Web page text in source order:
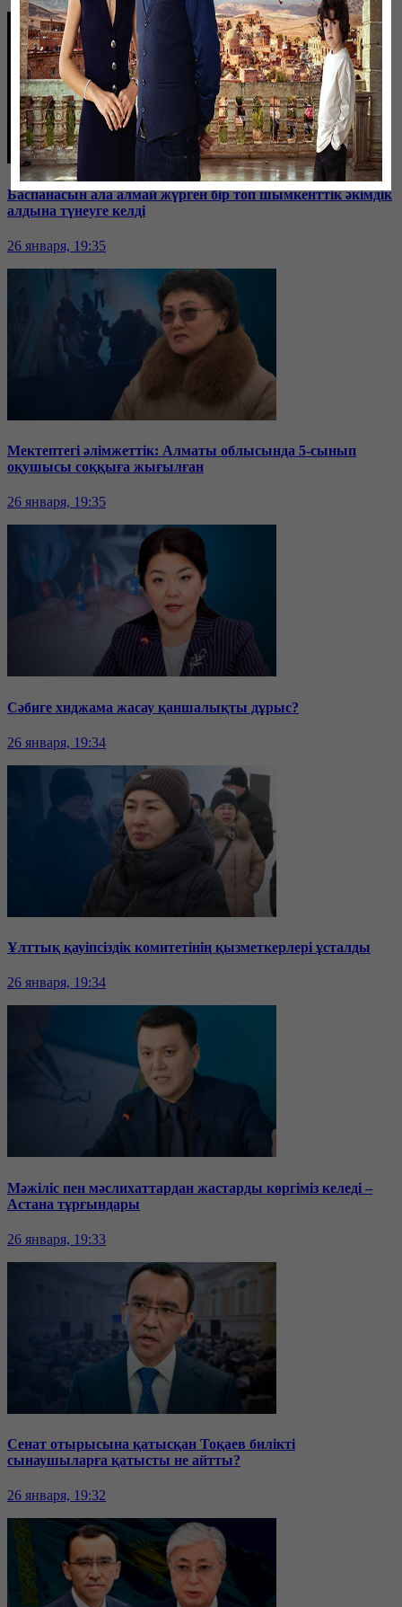
Баспанасын ала алмай жүрген бір топ шымкенттік әкімдік
алдына түнеуге келді
26 января, 19:35
Мектептегі әлімжеттік: Алматы облысында 5-сынып
оқушысы соққыға жығылған
26 января, 19:35
Сәбиге хиджама жасау қаншалықты дұрыс?
26 января, 19:34
Ұлттық қауіпсіздік комитетінің қызметкерлері ұсталды
26 января, 19:34
Мәжіліс пен мәслихаттардан жастарды көргіміз келеді –
Астана тұрғындары
26 января, 19:33
Сенат отырысына қатысқан Тоқаев билікті
сынаушыларға қатысты не айтты?
26 января, 19:32